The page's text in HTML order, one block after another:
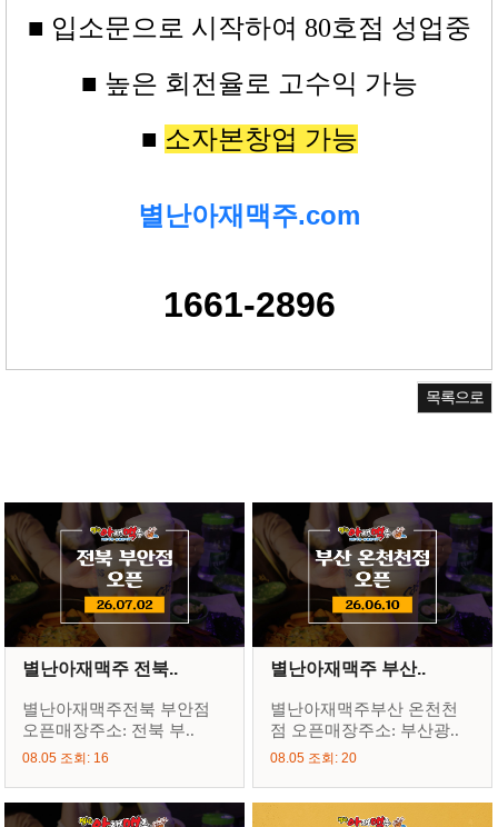
■ 입소문으로 시작하여 80호점 성업중
■ 높은 회전율로 고수익 가능
■ 소자본창업 가능
별난아재맥주.com
1661-2896
목록으로
별난아재맥주 전북..
별난아재맥주전북 부안점
오픈매장주소: 전북 부..
08.05 조회: 16
별난아재맥주 부산..
별난아재맥주부산 온천천
점 오픈매장주소: 부산광..
08.05 조회: 20